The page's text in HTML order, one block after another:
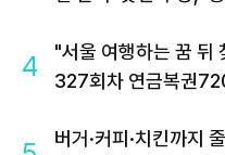
4
"서울 여행하는 꿈 뒤
327회차 연금복권
버거·커피·치킨까지